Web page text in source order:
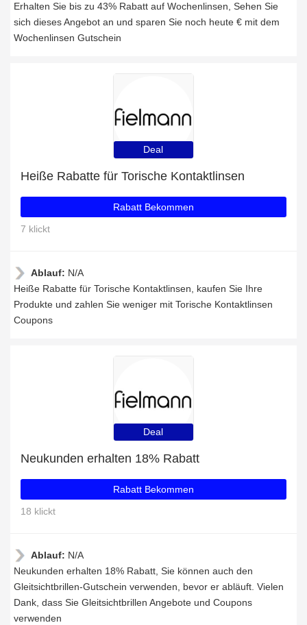
Erhalten Sie bis zu 43% Rabatt auf Wochenlinsen, Sehen Sie
sich dieses Angebot an und sparen Sie noch heute € mit dem
Wochenlinsen Gutschein
Deal
Heiße Rabatte für Torische Kontaktlinsen
Rabatt Bekommen
7 klickt
Ablauf: N/A
Heiße Rabatte für Torische Kontaktlinsen, kaufen Sie Ihre
Produkte und zahlen Sie weniger mit Torische Kontaktlinsen
Coupons
Deal
Neukunden erhalten 18% Rabatt
Rabatt Bekommen
18 klickt
Ablauf: N/A
Neukunden erhalten 18% Rabatt, Sie können auch den
Gleitsichtbrillen-Gutschein verwenden, bevor er abläuft. Vielen
Dank, dass Sie Gleitsichtbrillen Angebote und Coupons
verwenden